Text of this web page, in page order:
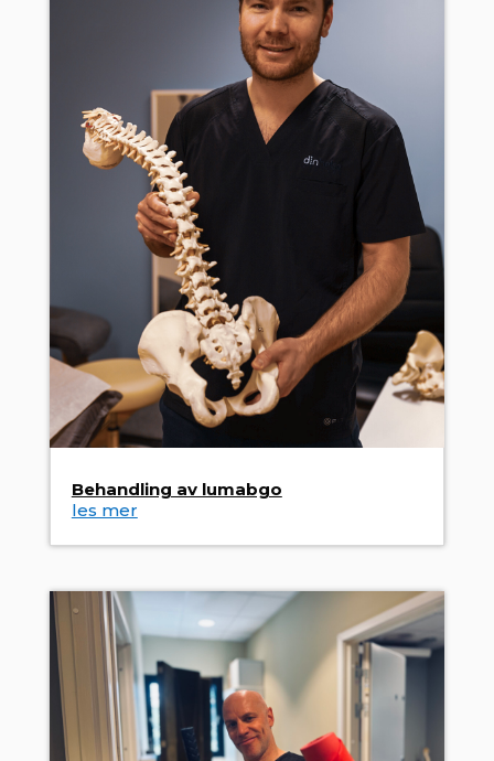
Behandling av lumabgo
les mer